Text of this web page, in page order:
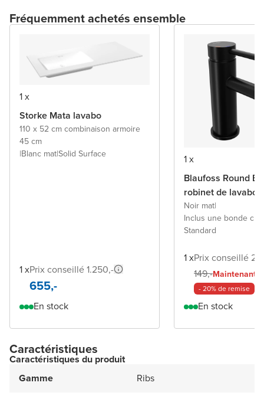
Fréquemment achetés ensemble
1 x
Storke Mata lavabo
110 x 52 cm combinaison armoire
45 cm
|Blanc mat|Solid Surface
1 xPrix conseillé 1.250,-
655,-
En stock
1 x
Blaufoss Round
robinet de lavabo
Noir mat|
Inclus une bonde
Standard
1 xPrix conseillé
149,-Maintenant
- 20% de remise
En stock
Caractéristiques
Caractéristiques du produit
Gamme
Ribs